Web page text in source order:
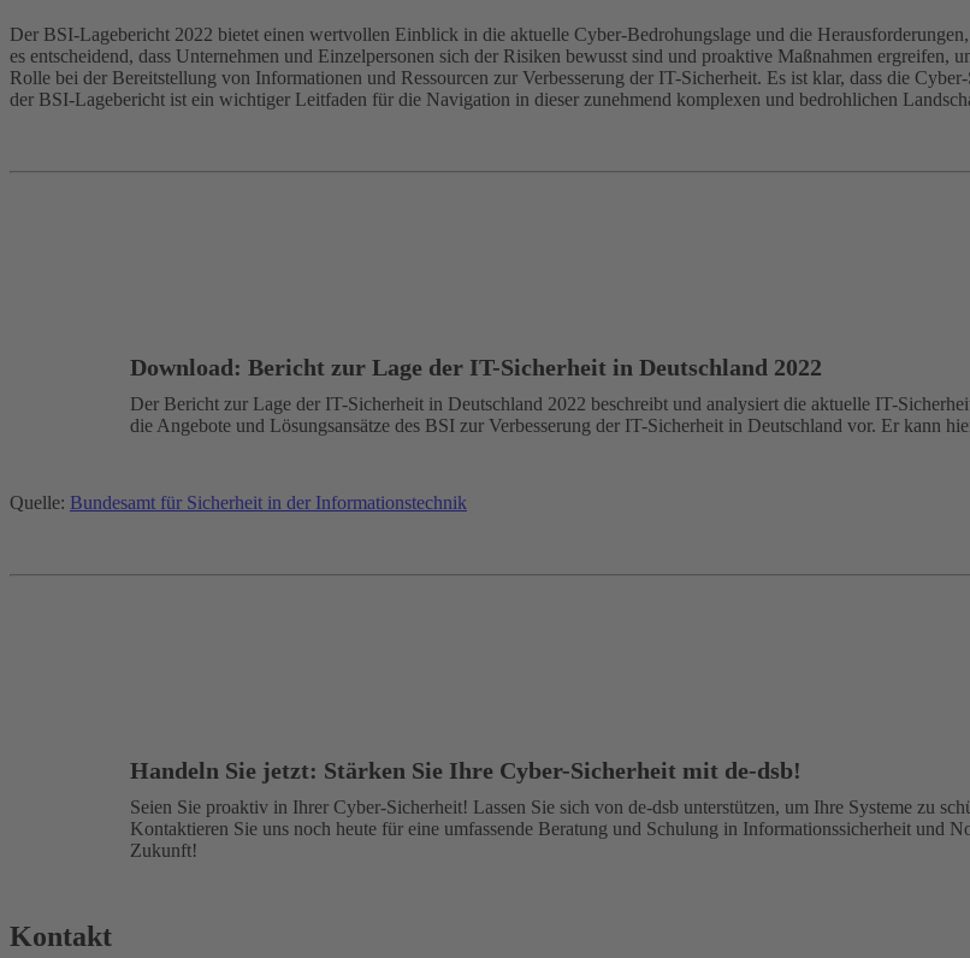
Der BSI-Lagebericht 2022 bietet einen wertvollen Einblick in die aktuelle Cyber-Bedrohungslage und die
es entscheidend, dass Unternehmen und Einzelpersonen sich der Risiken bewusst sind und proaktive Maßnahmen ergreifen,
Rolle bei der Bereitstellung von Informationen und Ressourcen zur Verbesserung der IT-Sicherheit. Es ist klar, dass die
der BSI-Lagebericht ist ein wichtiger Leitfaden für die Navigation in dieser zunehmend komplexen und bedrohlichen
Download: Bericht zur Lage der IT-Sicherheit in Deutschland 2022
Der Bericht zur Lage der IT-Sicherheit in Deutschland 2022 beschreibt und analysiert die aktuelle IT-
die Angebote und Lösungsansätze des BSI zur Verbesserung der IT-Sicherheit in Deutschland vor. Er kann
Quelle: Bundesamt für Sicherheit in der Informationstechnik
Handeln Sie jetzt: Stärken Sie Ihre Cyber-Sicherheit mit de-dsb!
Seien Sie proaktiv in Ihrer Cyber-Sicherheit! Lassen Sie sich von de-dsb unterstützen, um Ihre Systeme zu
Kontaktieren Sie uns noch heute für eine umfassende Beratung und Schulung in Informationssicherheit und
Zukunft!
Kontakt